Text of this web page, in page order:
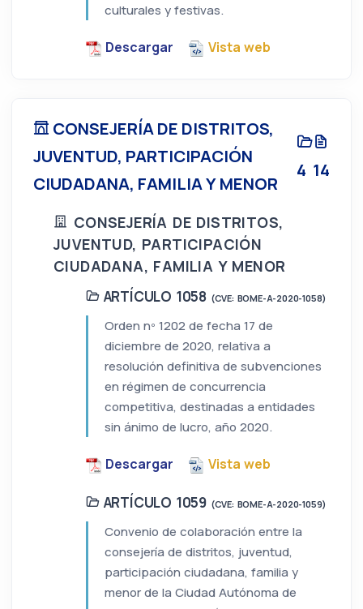
culturales y festivas.
Descargar Vista web
CONSEJERÍA DE DISTRITOS,
JUVENTUD, PARTICIPACIÓN
CIUDADANA, FAMILIA Y MENOR
4 14
CONSEJERÍA DE DISTRITOS,
JUVENTUD, PARTICIPACIÓN
CIUDADANA, FAMILIA Y MENOR
ARTÍCULO 1058 (CVE: BOME-A-2020-1058)
Orden nº 1202 de fecha 17 de
diciembre de 2020, relativa a
resolución definitiva de subvenciones
en régimen de concurrencia
competitiva, destinadas a entidades
sin ánimo de lucro, año 2020.
Descargar Vista web
ARTÍCULO 1059 (CVE: BOME-A-2020-1059)
Convenio de colaboración entre la
consejería de distritos, juventud,
participación ciudadana, familia y
menor de la Ciudad Autónoma de